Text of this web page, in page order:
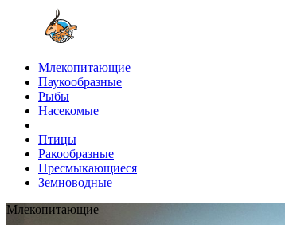
Млекопитающие
Паукообразные
Рыбы
Насекомые
Птицы
Ракообразные
Пресмыкающиеся
Земноводные
Млекопитающие